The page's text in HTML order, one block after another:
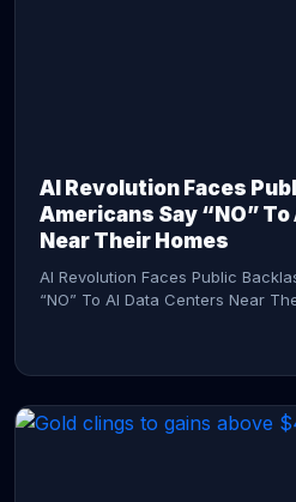
AI Revolution Faces
Americans Say “NO”
Near Their Homes
AI Revolution Faces Public
“NO” To AI Data Centers Near